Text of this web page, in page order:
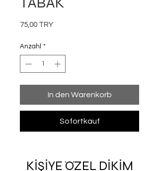
75,00 TRYPreis
Anzahl *
In den Warenkorb
Sofortkauf
KİŞİYE ÖZEL DİKİM